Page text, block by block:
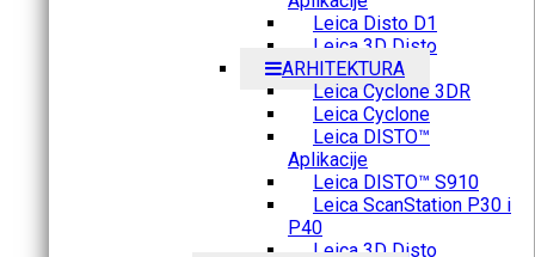
Leica Disto D1
Leica 3D Disto
ARHITEKTURA
Leica Cyclone 3DR
Leica Cyclone
Leica DISTO™
Aplikacije
Leica DISTO™ S910
Leica ScanStation P30 i
P40
Leica 3D Disto